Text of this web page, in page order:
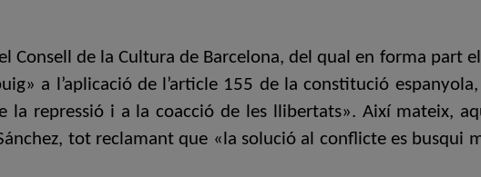
Consell de la Cultura de Barcelona, del qual en forma part
a l’aplicació de l’article 155 de la constitució
la repressió i a la coacció de les llibertats». Així mateix,
tot reclamant que «la solució al conflicte es busqui